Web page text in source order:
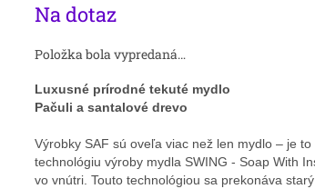
cena:
Na dotaz
Položka bola vypredaná…
Luxusné prírodné tekuté mydlo
Pačuli a santalové drevo
Výrobky SAF sú oveľa viac než len mydlo – je
technológiu výroby mydla SWING - Soap With
vo vnútri. Touto technológiou sa prekonáva